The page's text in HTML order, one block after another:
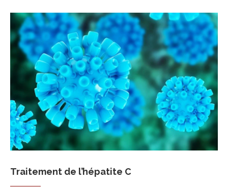
Traitement de l’hépatite C